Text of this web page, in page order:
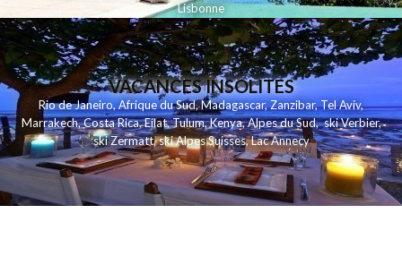
Lisbonne
VACANCES INSOLITES
Rio de Janeiro,Afrique du Sud,Madagascar,Zanzibar,Tel Aviv,
Marrakech,Costa Rica,Eilat,Tulum,Kenya,Alpes du Sud,ski Verbier,
ski Zermatt,ski Alpes Suisses,Lac Annecy